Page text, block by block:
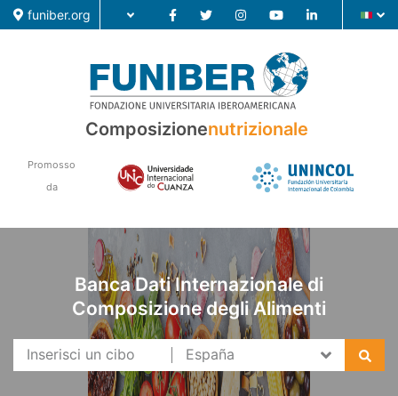
funiber.org
Composizione nutrizionale
Ricerca
Composizionenutrizionale
Promosso
da
Banca Dati Internazionale di
Composizione degli Alimenti